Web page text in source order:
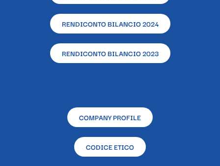
RENDICONTO BILANCIO 2024
RENDICONTO BILANCIO 2023
COMPANY PROFILE
CODICE ETICO